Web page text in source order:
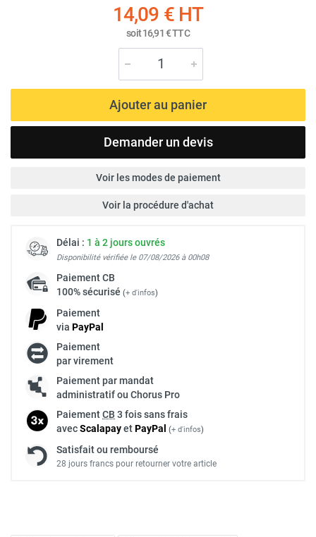
14,09 €HT
soit16,91 €TTC
Ajouter au panier
Demander un devis
Voir les modes de paiement
Voir la procédure d'achat
Délai : 1 à 2 jours ouvrés
Disponibilité vérifiée le 07/08/2026 à 00h08
PaiementCB
100% sécurisé (+ d'infos)
Paiement
via PayPal
Paiement
par virement
Paiement par mandat
administratif ou Chorus Pro
PaiementCB 3 fois sans frais
avecScalapayetPayPal (+ d'infos)
Satisfait ou remboursé
28 jours francs pour retourner votre article